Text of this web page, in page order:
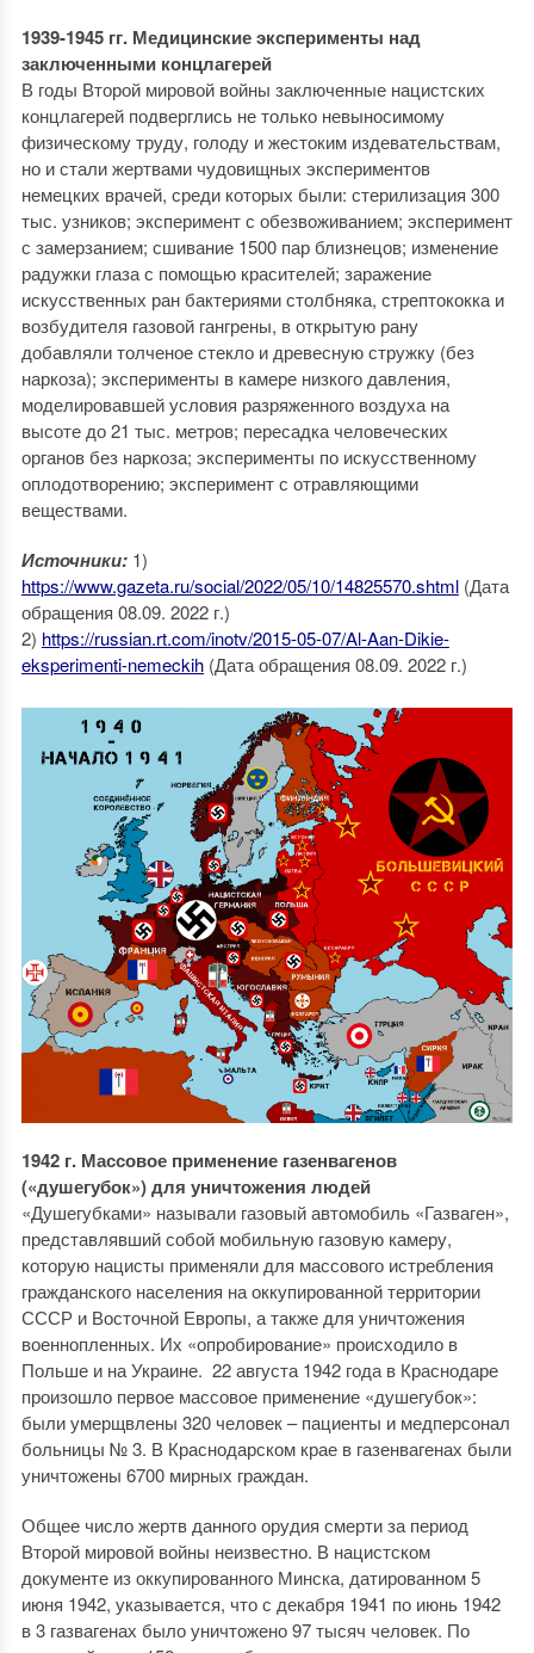
1939-1945 гг. Медицинские эксперименты над
заключенными концлагерей
В годы Второй мировой войны заключенные нацистских
концлагерей подверглись не только невыносимому
физическому труду, голоду и жестоким издевательствам,
но и стали жертвами чудовищных экспериментов
немецких врачей, среди которых были: стерилизация 300
тыс. узников; эксперимент с обезвоживанием; эксперимент
с замерзанием; сшивание 1500 пар близнецов; изменение
радужки глаза с помощью красителей; заражение
искусственных ран бактериями столбняка, стрептококка и
возбудителя газовой гангрены, в открытую рану
добавляли толченое стекло и древесную стружку (без
наркоза); эксперименты в камере низкого давления,
моделировавшей условия разряженного воздуха на
высоте до 21 тыс. метров; пересадка человеческих
органов без наркоза; эксперименты по искусственному
оплодотворению; эксперимент с отравляющими
веществами.
Источники:1)
https://www.gazeta.ru/social/2022/05/10/14825570.shtml(Дата
обращения 08.09. 2022 г.)
2) https://russian.rt.com/inotv/2015-05-07/Al-Aan-Dikie-
eksperimenti-nemeckih(Дата обращения 08.09. 2022 г.)
1942 г. Массовое применение газенвагенов
(«душегубок») для уничтожения людей
«Душегубками» называли газовый автомобиль «Газваген»,
представлявший собой мобильную газовую камеру,
которую нацисты применяли для массового истребления
гражданского населения на оккупированной территории
СССР и Восточной Европы, а также для уничтожения
военнопленных. Их «опробирование» происходило в
Польше и на Украине. 22 августа 1942 года в Краснодаре
произошло первое массовое применение «душегубок»:
были умерщвлены 320 человек – пациенты и медперсонал
больницы № 3. В Краснодарском крае в газенвагенах были
уничтожены 6700 мирных граждан.
Общее число жертв данного орудия смерти за период
Второй мировой войны неизвестно. В нацистском
документе из оккупированного Минска, датированном 5
июня 1942, указывается, что с декабря 1941 по июнь 1942
в 3 газвагенах было уничтожено 97 тысяч человек. По